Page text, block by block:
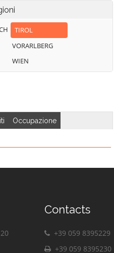
TIROL
VORARLBERG
WIEN
Occupazione
Contacts
+39 059 8395229
+39 059 8395230